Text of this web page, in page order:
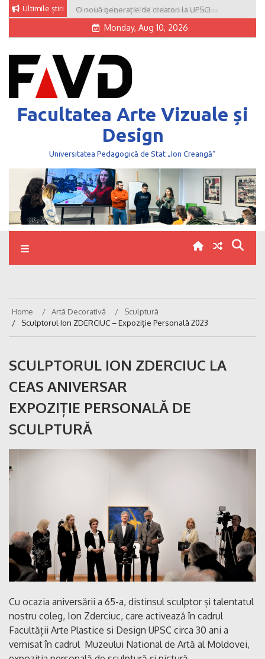
Skip
content
Ultimile știri O nouă generație de creatori la UPSC!
Monday, Aug 10, 2026
Facultatea Arte Vizuale și
Design
Universitatea Pedagogică de Stat „Ion Creangă”
Home Artă Decorativă
Sculptură
Sculptorul Ion ZDERCIUC – Expoziție Personală 2023
SCULPTORUL ION ZDERCIUC LA
CEAS ANIVERSAR
EXPOZIȚIE PERSONALĂ DE
SCULPTURĂ
Cu ocazia aniversării a 65-a, distinsul sculptor și talentatul
nostru coleg, Ion Zderciuc, care activează în cadrul
Facultății Arte Plastice si Design UPSC circa 30 ani a
vernisat în cadrul Muzeului National de Artă al Moldovei,